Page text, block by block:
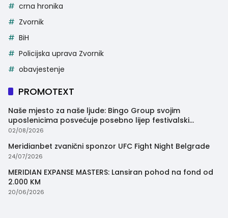
crna hronika
Zvornik
BiH
Policijska uprava Zvornik
obavjestenje
PROMOTEXT
Naše mjesto za naše ljude: Bingo Group svojim
uposlenicima posvećuje posebno lijep festivalski
trenutak
02/08/2026
Meridianbet zvanični sponzor UFC Fight Night Belgrade
24/07/2026
MERIDIAN EXPANSE MASTERS: Lansiran pohod na fond od
2.000 KM
20/06/2026